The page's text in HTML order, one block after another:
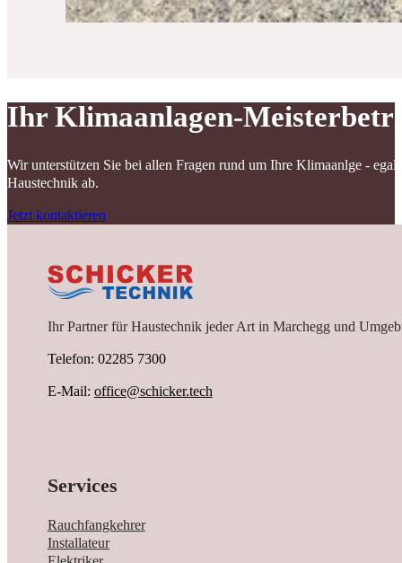
Ihr Klimaanlagen-
Wir unterstützen Sie bei allen Fragen rund um Ihre Klimaanlge -
Haustechnik ab.
Jetzt kontaktieren
Ihr Partner für Haustechnik jeder Art in Marchegg und
Telefon: 02285 7300
E-Mail: office@schicker.tech
Services
Rauchfangkehrer
Installateur